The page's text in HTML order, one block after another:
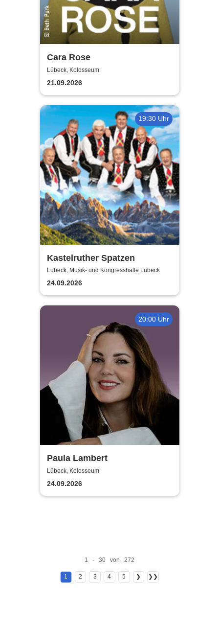
Cara Rose
Lübeck, Kolosseum
21.09.2026
19:30 Uhr
Kastelruther Spatzen
Lübeck, Musik- und Kongresshalle Lübeck
24.09.2026
20:00 Uhr
Paula Lambert
Lübeck, Kolosseum
24.09.2026
1 - 30 von 272
1 2 3 4 5 ❯ ❯❯